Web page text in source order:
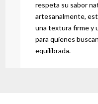
respeta su sabor
artesanalmente,
una textura firme y
para quienes
equilibrada.